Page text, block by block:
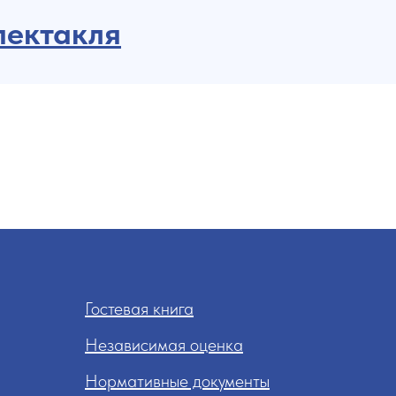
Гостевая книга
Независимая оценка
Нормативные документы